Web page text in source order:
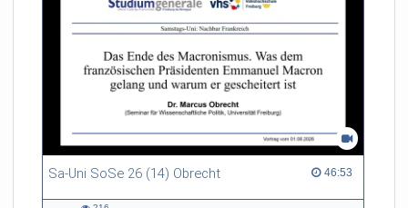
Sa-Uni SoSe 26 (14) Obrecht 46:53
46:53 duration